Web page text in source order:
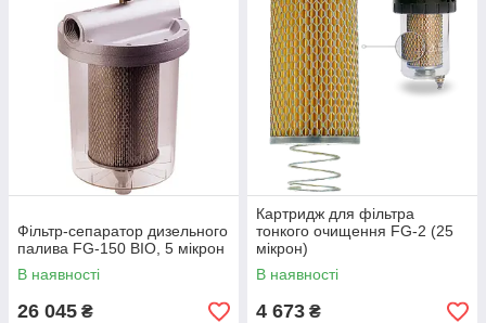
Фільтр-сепаратор дизельного
палива FG-150 BIO, 5 мікрон
В наявності
26 045 ₴
Картридж для фільтра
тонкого очищення FG-2 (25
мікрон)
В наявності
4 673 ₴